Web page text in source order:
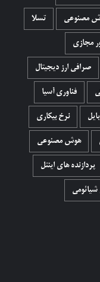
مصنوعی تسلا
مجازی
صرافی ارز دیجیتال
فناوری آسیا
نرخ بیکاری
هوش مصنوعی
پردازنده های اینتل